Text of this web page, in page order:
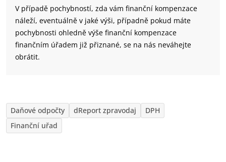
V případě pochybností, zda vám finanční kompenzace
náleží, eventuálně v jaké výši, případně pokud máte
pochybnosti ohledně výše finanční kompenzace
finančním úřadem již přiznané, se na nás neváhejte
obrátit.
Daňové odpočty dReport zpravodaj
DPH
Finanční uřad